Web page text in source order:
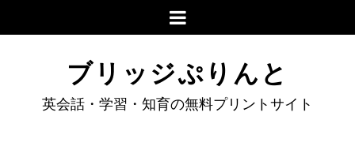
ブリッジぷりんと
英会話・学習・知育の無料プリントサイト